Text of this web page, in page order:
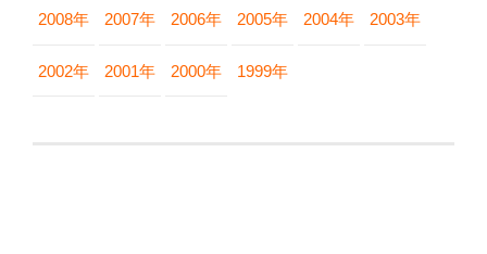
2008年 2007年 2006年 2005年 2004年 2003年
2002年 2001年 2000年 1999年